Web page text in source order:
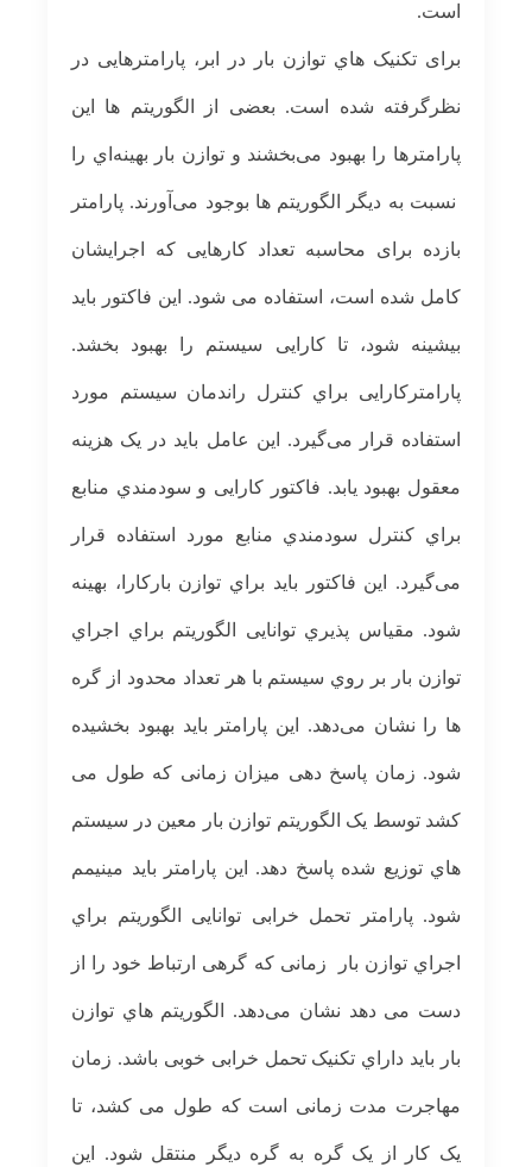
است.
برای ﺗﮑﻨﯿﮏ ﻫﺎي ﺗﻮازن ﺑﺎر در اﺑﺮ، ﭘﺎراﻣﺘﺮﻫﺎﯾﯽ در
ﻧﻈﺮگرفته شده است. ﺑﻌﻀﯽ از اﻟﮕﻮرﯾﺘﻢ ﻫﺎ اﯾﻦ
ﭘﺎراﻣﺘﺮﻫﺎ را ﺑﻬﺒﻮد ﻣﯽ­بخشند و ﺗﻮازن ﺑﺎر ﺑﻬﯿﻨﻪ­اي را
ﻧﺴﺒﺖ ﺑﻪ دﯾﮕﺮ اﻟﮕﻮرﯾﺘﻢ ﻫﺎ ﺑﻮﺟﻮد ﻣﯽ­آورﻧﺪ. پارامتر
ﺑﺎزده برای ﻣﺤﺎﺳﺒﻪ ﺗﻌﺪاد ﮐﺎرﻫﺎﯾﯽ ﮐﻪ اﺟﺮاﯾﺸﺎن
ﮐﺎﻣﻞ ﺷﺪه اﺳﺖ، اﺳﺘﻔﺎده ﻣﯽ ﺷﻮد. اﯾﻦ ﻓﺎﮐﺘﻮر ﺑﺎﯾﺪ
ﺑﯿﺸﯿﻨﻪ ﺷﻮد، تا ﮐﺎراﯾﯽ ﺳﯿﺴﺘﻢ را ﺑﻬﺒﻮد ﺑﺨﺸﺪ.
پارامترکارایی ﺑﺮاي ﮐﻨﺘﺮل راﻧﺪﻣﺎن ﺳﯿﺴﺘﻢ ﻣﻮرد
اﺳﺘﻔﺎده ﻗﺮار می­ﮔﯿﺮد. اﯾﻦ ﻋﺎﻣﻞ ﺑﺎﯾﺪ در ﯾﮏ ﻫﺰﯾﻨﻪ
ﻣﻌﻘﻮل ﺑﻬﺒﻮد ﯾﺎﺑﺪ. فاکتور ﮐﺎراﯾﯽ و ﺳﻮدﻣﻨﺪي ﻣﻨﺎﺑﻊ
ﺑﺮاي ﮐﻨﺘﺮل ﺳﻮدﻣﻨﺪي ﻣﻨﺎﺑﻊ ﻣﻮرد اﺳﺘﻔﺎده ﻗﺮار
ﻣﯽ­ﮔﯿﺮد. اﯾﻦ ﻓﺎﮐﺘﻮر ﺑﺎﯾﺪ ﺑﺮاي ﺗﻮازن ﺑﺎرکارا، بهینه
شود. ﻣﻘﯿﺎس ﭘﺬﯾﺮي ﺗﻮاﻧﺎﯾﯽ اﻟﮕﻮرﯾﺘﻢ ﺑﺮاي اﺟﺮاي
ﺗﻮازن ﺑﺎر ﺑﺮ روي ﺳﯿﺴﺘﻢ ﺑﺎ ﻫﺮ ﺗﻌﺪاد ﻣﺤﺪود از ﮔﺮه
ﻫﺎ را ﻧﺸﺎن ﻣﯽ­دﻫﺪ. اﯾﻦ ﭘﺎراﻣﺘﺮ ﺑﺎﯾﺪ ﺑﻬﺒﻮد ﺑﺨﺸﯿﺪه
ﺷﻮد. زﻣﺎن ﭘﺎﺳﺦ دﻫﯽ ﻣﯿﺰان زﻣﺎﻧﯽ ﮐﻪ ﻃﻮل ﻣﯽ
ﮐﺸﺪ ﺗﻮﺳﻂ ﯾﮏ اﻟﮕﻮرﯾﺘﻢ ﺗﻮازن ﺑﺎر ﻣﻌﯿﻦ در ﺳﯿﺴﺘﻢ
ﻫﺎي ﺗﻮزﯾﻊ ﺷﺪه ﭘﺎﺳﺦ دﻫﺪ. اﯾﻦ ﭘﺎراﻣﺘﺮ ﺑﺎﯾﺪ ﻣﯿﻨﯿﻤﻢ
ﺷﻮد. پارامتر ﺗﺤﻤﻞ ﺧﺮاﺑﯽ ﺗﻮاﻧﺎﯾﯽ اﻟﮕﻮرﯾﺘﻢ ﺑﺮاي
اﺟﺮاي ﺗﻮازن ﺑﺎر زﻣﺎﻧﯽ ﮐﻪ ﮔﺮﻫﯽ ارﺗﺒﺎط ﺧﻮد را از
دﺳﺖ ﻣﯽ دﻫﺪ ﻧﺸﺎن ﻣﯽدﻫﺪ. اﻟﮕﻮرﯾﺘﻢ ﻫﺎي ﺗﻮازن
ﺑﺎر ﺑﺎﯾﺪ داراي ﺗﮑﻨﯿﮏ ﺗﺤﻤﻞ ﺧﺮاﺑﯽ ﺧﻮﺑﯽ ﺑﺎﺷﺪ. زﻣﺎن
ﻣﻬﺎﺟﺮت ﻣﺪت زﻣﺎﻧﯽ است ﮐﻪ ﻃﻮل ﻣﯽ ﮐﺸﺪ، ﺗﺎ
ﯾﮏ ﮐﺎر از ﯾﮏ ﮔﺮه ﺑﻪ ﮔﺮه دﯾﮕﺮ ﻣﻨﺘﻘﻞ ﺷﻮد. اﯾﻦ